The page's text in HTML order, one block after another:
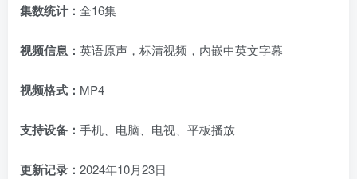
集数统计： 全16集
视频信息： 英语原声，标清视频，内嵌中英文字幕
视频格式： MP4
支持设备： 手机、电脑、电视、平板播放
更新记录： 2024年10月23日